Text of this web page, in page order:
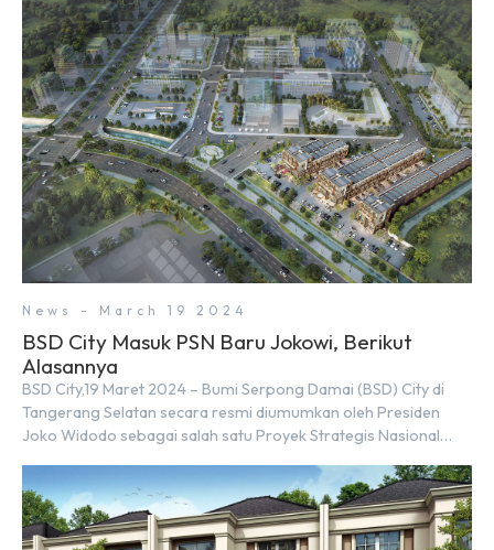
News - March 19 2024
BSD City Masuk PSN Baru Jokowi, Berikut
Alasannya
BSD City,19 Maret 2024 – Bumi Serpong Damai (BSD) City di
Tangerang Selatan secara resmi diumumkan oleh Presiden
Joko Widodo sebagai salah satu Proyek Strategis Nasional
Koordinator Bidang Perekonomian, Airlangga Hartarto, setelah
Rapat Terbatas (ratas) bersama Jokowi di Istana Kepresidenan
pada hari Senin, 18 Maret 2024. Selain […]